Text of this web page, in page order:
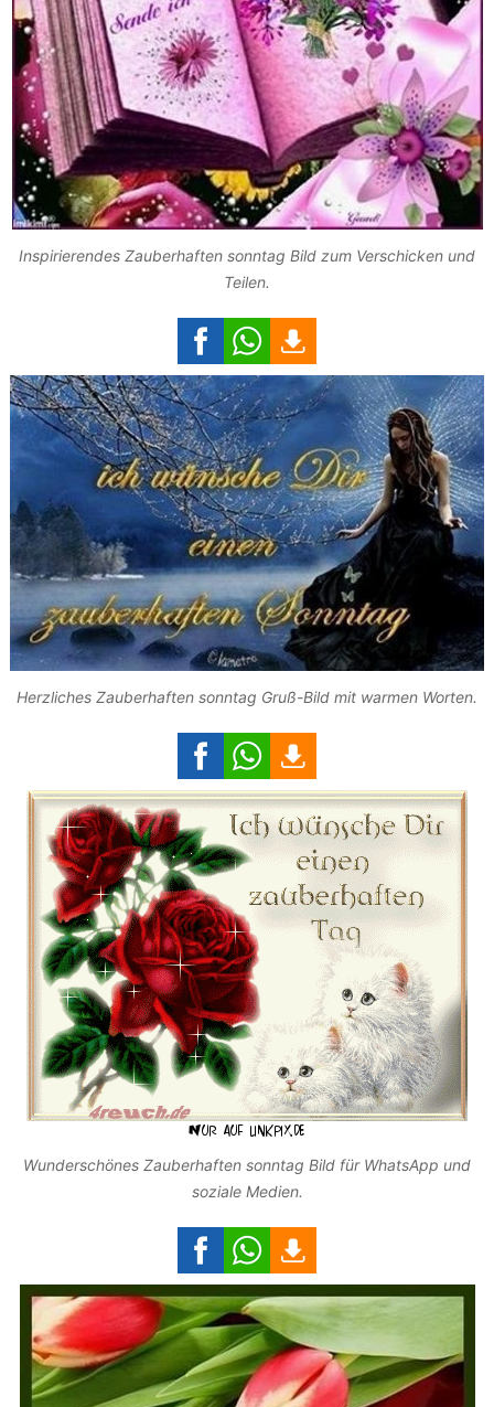
Inspirierendes Zauberhaften sonntag Bild zum Verschicken und
Teilen.
Herzliches Zauberhaften sonntag Gruß-Bild mit warmen Worten.
Wunderschönes Zauberhaften sonntag Bild für WhatsApp und
soziale Medien.